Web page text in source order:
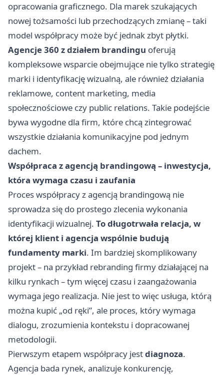
opracowania graficznego. Dla marek szukających
nowej tożsamości lub przechodzących zmianę – taki
model współpracy może być jednak zbyt płytki.
Agencje 360 z działem brandingu oferują
kompleksowe wsparcie obejmujące nie tylko strategię
marki i identyfikację wizualną, ale również działania
reklamowe, content marketing, media
społecznościowe czy public relations. Takie podejście
bywa wygodne dla firm, które chcą zintegrować
wszystkie działania komunikacyjne pod jednym
dachem.
Współpraca z agencją brandingową – inwestycja,
która wymaga czasu i zaufania
Proces współpracy z agencją brandingową nie
sprowadza się do prostego zlecenia wykonania
identyfikacji wizualnej. To długotrwała relacja, w
której klient i agencja wspólnie budują
fundamenty marki. Im bardziej skomplikowany
projekt – na przykład rebranding firmy działającej na
kilku rynkach – tym więcej czasu i zaangażowania
wymaga jego realizacja. Nie jest to więc usługa, którą
można kupić „od ręki”, ale proces, który wymaga
dialogu, zrozumienia kontekstu i dopracowanej
metodologii.
Pierwszym etapem współpracy jestdiagnoza.
Agencja bada rynek, analizuje konkurencję,